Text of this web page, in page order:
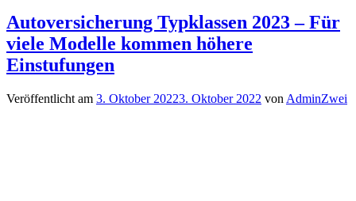
Autoversicherung Typklassen 2023 – Für
viele Modelle kommen höhere
Einstufungen
Veröffentlicht am 3. Oktober 20223. Oktober 2022 von AdminZwei